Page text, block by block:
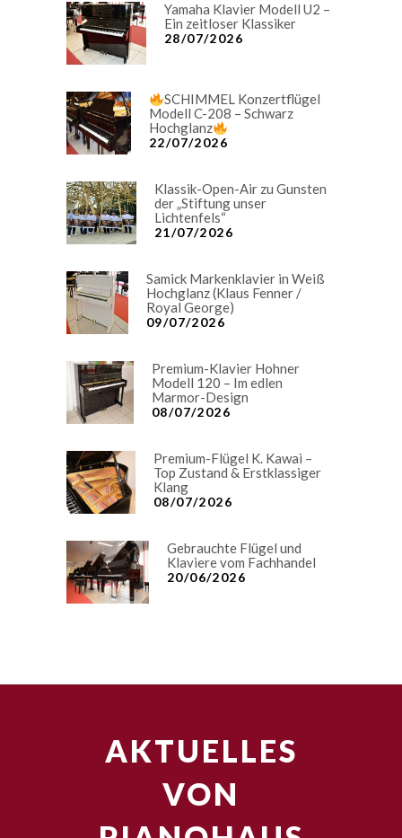
Yamaha Klavier Modell U2 –
Ein zeitloser Klassiker
28/07/2026
SCHIMMEL Konzertflügel
Modell C-208 – Schwarz
Hochglanz
22/07/2026
Klassik-Open-Air zu Gunsten
der „Stiftung unser
Lichtenfels“
21/07/2026
Samick Markenklavier in Weiß
Hochglanz (Klaus Fenner /
Royal George)
09/07/2026
Premium-Klavier Hohner
Modell 120 – Im edlen
Marmor-Design
08/07/2026
Premium-Flügel K. Kawai –
Top Zustand & Erstklassiger
Klang
08/07/2026
Gebrauchte Flügel und
Klaviere vom Fachhandel
20/06/2026
AKTUELLES
VON